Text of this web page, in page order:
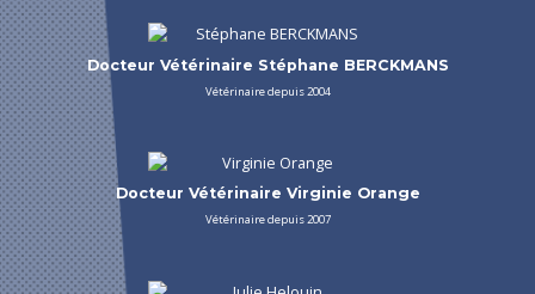
Docteur Vétérinaire Stéphane BERCKMANS
Vétérinaire depuis 2004
Docteur Vétérinaire Virginie Orange
Vétérinaire depuis 2007